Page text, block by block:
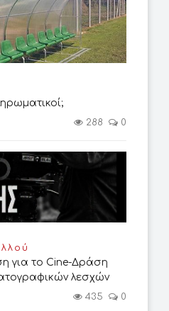
288 0
για το Cine-Δράση
λεσχών
435 0